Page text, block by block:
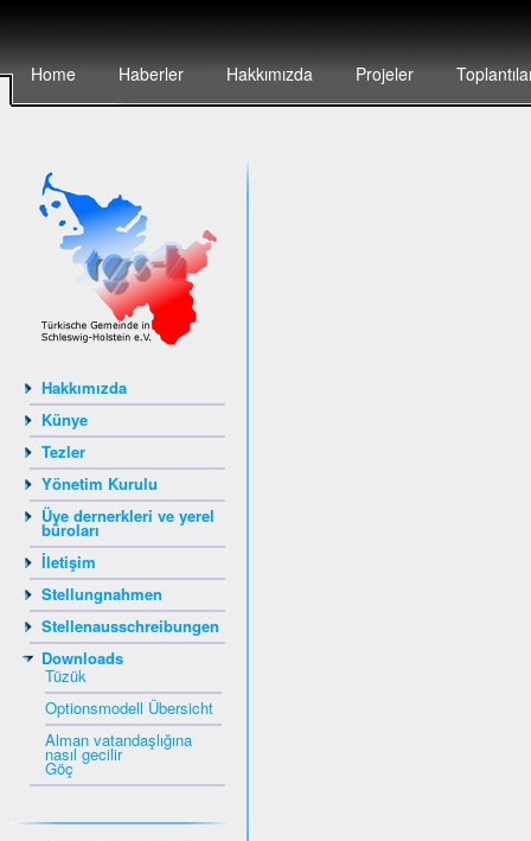
Home Haberler Hakkımızda Projeler
Hakkımızda
Künye
Tezler
Yönetim Kurulu
Üye dernerkleri ve yerel
büroları
İletişim
Stellungnahmen
Stellenausschreibungen
Downloads
Tüzük
Optionsmodell Übersicht
Alman vatandaşlığına
nasıl gecilir
Göç